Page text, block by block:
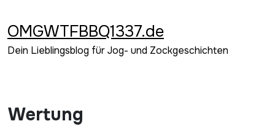
springen
OMGWTFBBQ1337.de
Dein Lieblingsblog für Jog- und Zockgeschichten
Wertung